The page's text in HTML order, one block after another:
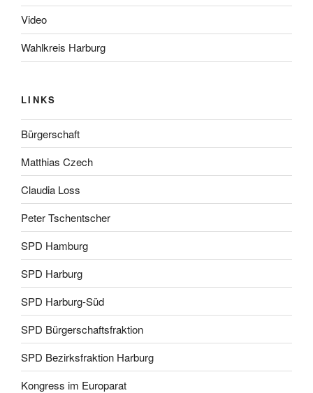
Video
Wahlkreis Harburg
LINKS
Bürgerschaft
Matthias Czech
Claudia Loss
Peter Tschentscher
SPD Hamburg
SPD Harburg
SPD Harburg-Süd
SPD Bürgerschaftsfraktion
SPD Bezirksfraktion Harburg
Kongress im Europarat